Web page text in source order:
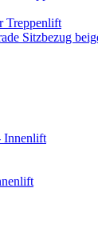
Treppenlift
Sitzbezug